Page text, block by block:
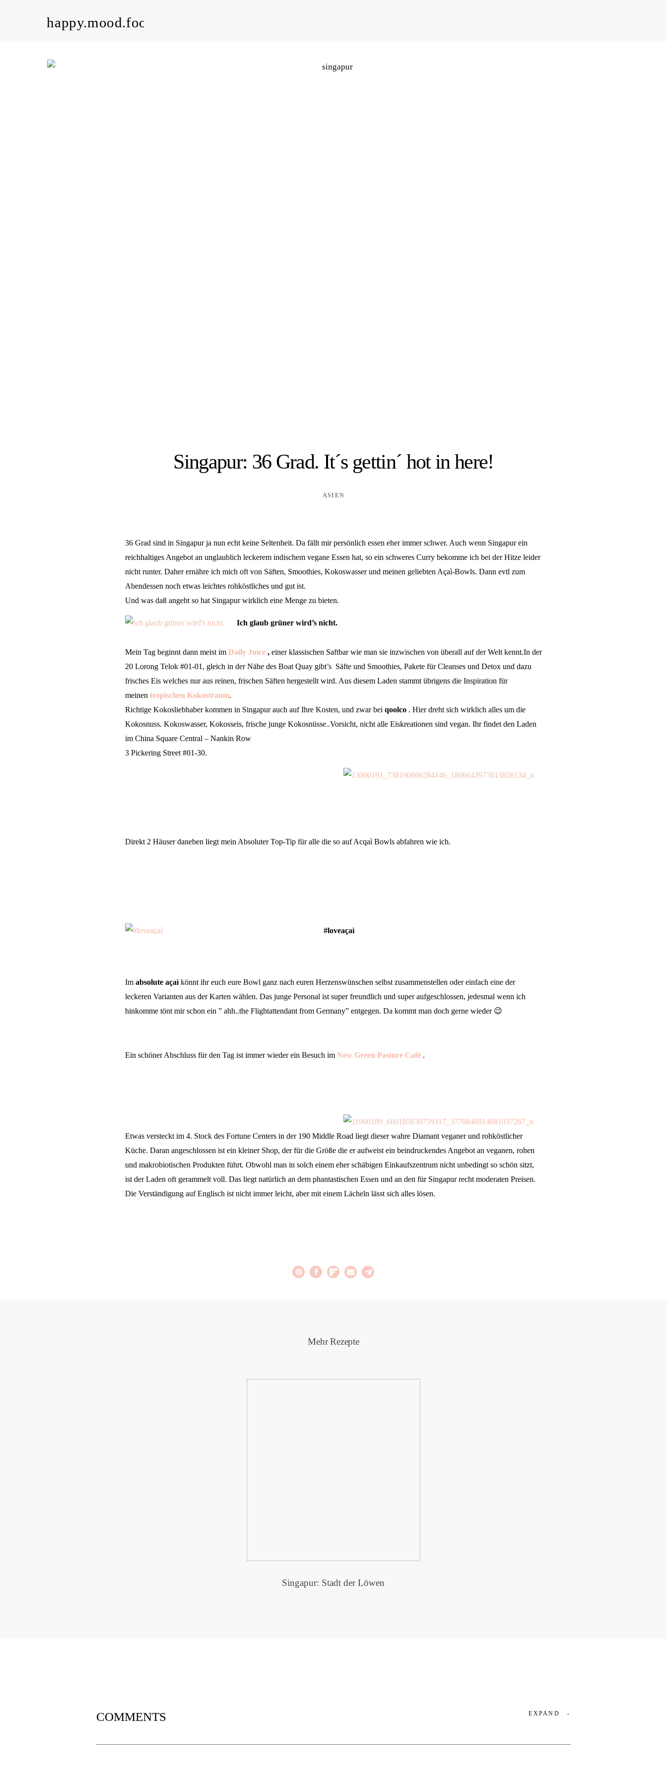
happy.mood.food
Singapur: 36 Grad. It´s gettin´ hot in here!
ASIEN
36 Grad sind in Singapur ja nun echt keine Seltenheit. Da fällt mir persönlich essen eher immer schwer. Auch wenn Singapur ein
reichhaltiges Angebot an unglaublich leckerem indischem vegane Essen hat, so ein schweres Curry bekomme ich bei der Hitze leider
nicht runter. Daher ernähre ich mich oft von Säften, Smoothies, Kokoswasser und meinen geliebten Açaì-Bowls. Dann evtl zum
Abendessen noch etwas leichtes rohköstliches und gut ist.
Und was daß angeht so hat Singapur wirklich eine Menge zu bieten.
Ich glaub grüner wird’s nicht.
Mein Tag beginnt dann meist im Daily Juice , einer klassischen Saftbar wie man sie inzwischen von überall auf der Welt kennt.In der
20 Lorong Telok #01-01, gleich in der Nähe des Boat Quay gibt’s Säfte und Smoothies, Pakete für Cleanses und Detox und dazu
frisches Eis welches nur aus reinen, frischen Säften hergestellt wird. Aus diesem Laden stammt übrigens die Inspiration für
meinen tropischen Kokostraum.
Richtige Kokosliebhaber kommen in Singapur auch auf Ihre Kosten, und zwar bei qoolco . Hier dreht sich wirklich alles um die
Kokosnuss. Kokoswasser, Kokosseis, frische junge Kokosnüsse..Vorsicht, nicht alle Eiskreationen sind vegan. Ihr findet den Laden
im China Square Central – Nankin Row
3 Pickering Street #01-30.
Direkt 2 Häuser daneben liegt mein Absoluter Top-Tip für alle die so auf Acqaì Bowls abfahren wie ich.
#loveaçaì
Im absolute açaì könnt ihr euch eure Bowl ganz nach euren Herzenswünschen selbst zusammenstellen oder einfach eine der
leckeren Varianten aus der Karten wählen. Das junge Personal ist super freundlich und super aufgeschlossen, jedesmal wenn ich
hinkomme tönt mir schon ein ” ahh..the Flightattendant from Germany” entgegen. Da kommt man doch gerne wieder 😉
Ein schöner Abschluss für den Tag ist immer wieder ein Besuch im New Green Pasture Café .
Etwas versteckt im 4. Stock des Fortune Centers in der 190 Middle Road liegt dieser wahre Diamant veganer und rohköstlicher
Küche. Daran angeschlossen ist ein kleiner Shop, der für die Größe die er aufweist ein beindruckendes Angebot an veganen, rohen
und makrobiotischen Produkten führt. Obwohl man in solch einem eher schäbigen Einkaufszentrum nicht unbedingt so schön sitzt,
ist der Laden oft gerammelt voll. Das liegt natürlich an dem phantastischen Essen und an den für Singapur recht moderaten Preisen.
Die Verständigung auf Englisch ist nicht immer leicht, aber mit einem Lächeln lässt sich alles lösen.
Mehr Rezepte
Singapur: Stadt der Löwen
COMMENTS EXPAND -